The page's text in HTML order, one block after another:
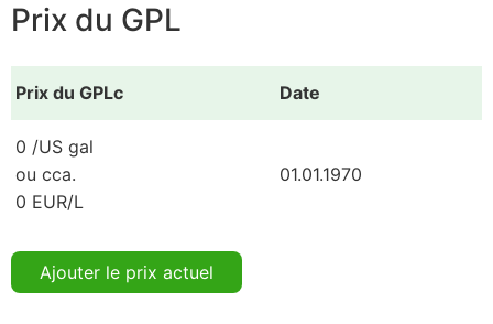
Prix du GPL
Prix du GPLc Date
0 /US gal
ou cca.
0 EUR/L
01.01.1970
Ajouter le prix actuel